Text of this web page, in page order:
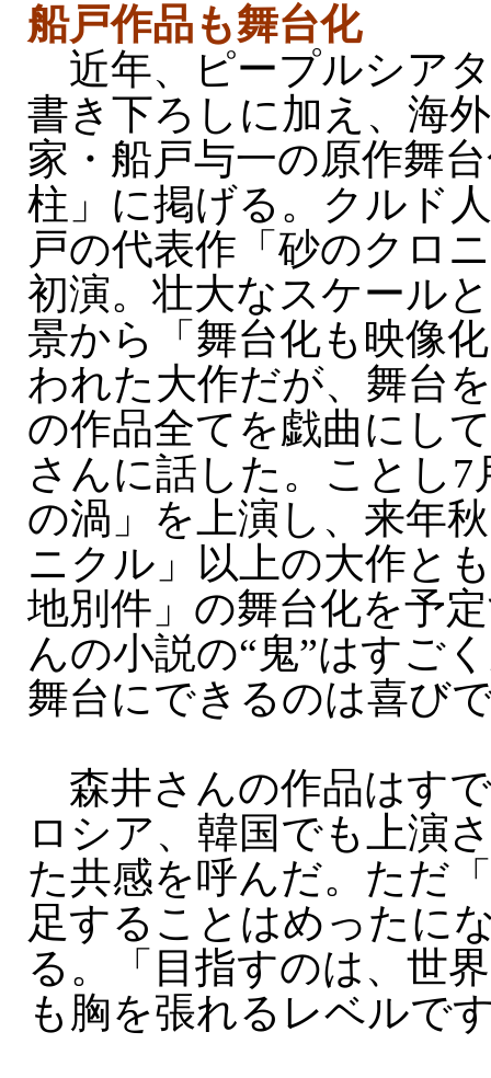
船戸作品も舞台化
近年、ピープルシア
書き下ろしに加え、海
家・船戸与一の原作舞
柱」に掲げる。クルド
戸の代表作「砂のクロ
初演。壮大なスケール
景から「舞台化も映像
われた大作だが、舞台
の作品全てを戯曲にし
さんに話した。ことし7
の渦」を上演し、来年
ニクル」以上の大作と
地別件」の舞台化を予
んの小説の“鬼”はすご
舞台にできるのは喜び
森井さんの作品はす
ロシア、韓国でも上演
た共感を呼んだ。ただ
足することはめったに
る。「目指すのは、世
も胸を張れるレベルで